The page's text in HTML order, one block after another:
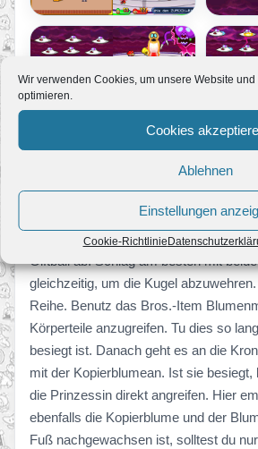
Wir verwenden Cookies, um unsere Website
optimieren.
Cookies
Ablehnen
Einstellungen
Cookie-Richtlinie
Prinzessin Peach ist mittlerweile in
kann dir nicht mehr helfen. Jetzt wird
Springe als erstes über die Giftwolken.
Giftball ab. Schlag am besten mit
gleichzeitig, um die Kugel
Reihe. Benutz das Bros.-Item
Körperteile anzugreifen. Tu dies so
besiegt ist. Danach geht es an die
mit der Kopierblumean. Ist sie besiegt,
die Prinzessin direkt angreifen. Hier
ebenfalls die Kopierblume und der
Fuß nachgewachsen ist, solltest du